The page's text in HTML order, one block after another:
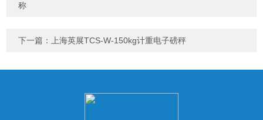
称
下一篇： 上海英展TCS-W-150kg计重电子磅秤